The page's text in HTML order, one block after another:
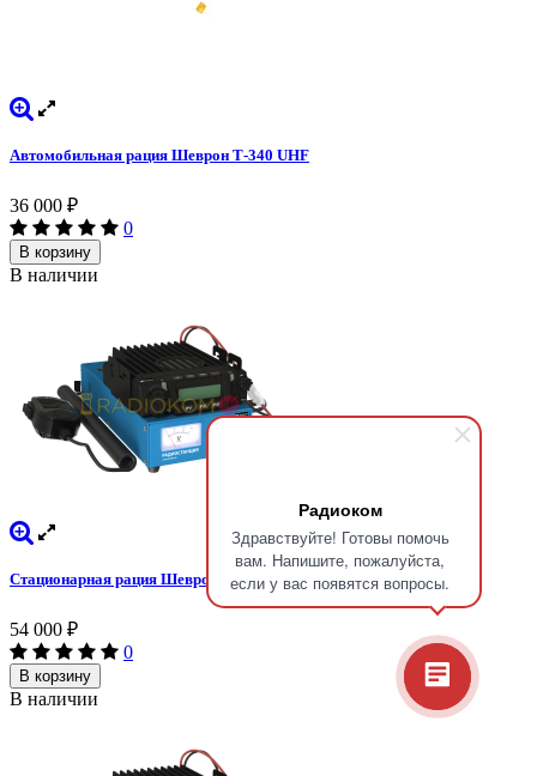
Радиоком
Здравствуйте! Готовы помочь
вам. Напишите, пожалуйста,
если у вас появятся вопросы.
Автомобильная рация Шеврон Т-340 UHF
36 000 ₽
0
В корзину
В наличии
Стационарная рация Шеврон Т-340 UHF
54 000 ₽
0
В корзину
В наличии